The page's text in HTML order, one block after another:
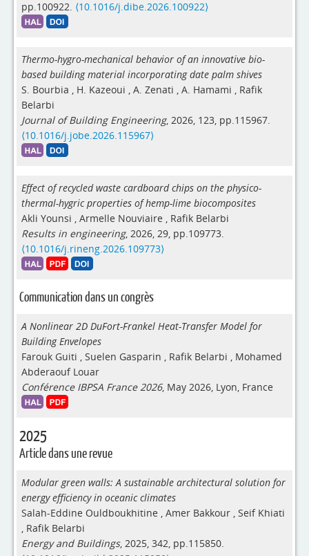
pp.100922. ⟨10.1016/j.dibe.2026.100922⟩
Thermo-hygro-mechanical behavior of an innovative bio-
based building material incorporating date palm shives
S. Bourbia , H. Kazeoui , A. Zenati , A. Hamami , Rafik
Belarbi
Journal of Building Engineering, 2026, 123, pp.115967.
⟨10.1016/j.jobe.2026.115967⟩
Effect of recycled waste cardboard chips on the physico-
thermal-hygric properties of hemp-lime biocomposites
Akli Younsi , Armelle Nouviaire , Rafik Belarbi
Results in engineering, 2026, 29, pp.109773.
⟨10.1016/j.rineng.2026.109773⟩
Communication dans un congrès
A Nonlinear 2D DuFort-Frankel Heat-Transfer Model for
Building Envelopes
Farouk Guiti , Suelen Gasparin , Rafik Belarbi , Mohamed
Abderaouf Louar
Conférence IBPSA France 2026, May 2026, Lyon, France
2025
Article dans une revue
Modular green walls: A sustainable architectural solution for
energy efficiency in oceanic climates
Salah-Eddine Ouldboukhitine , Amer Bakkour , Seif Khiati
, Rafik Belarbi
Energy and Buildings, 2025, 342, pp.115850.